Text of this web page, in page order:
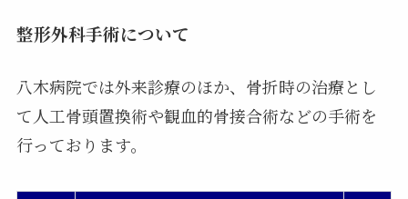
整形外科手術について
八木病院では外来診療のほか、骨折時の治療とし
て人工骨頭置換術や観血的骨接合術などの手術を
行っております。